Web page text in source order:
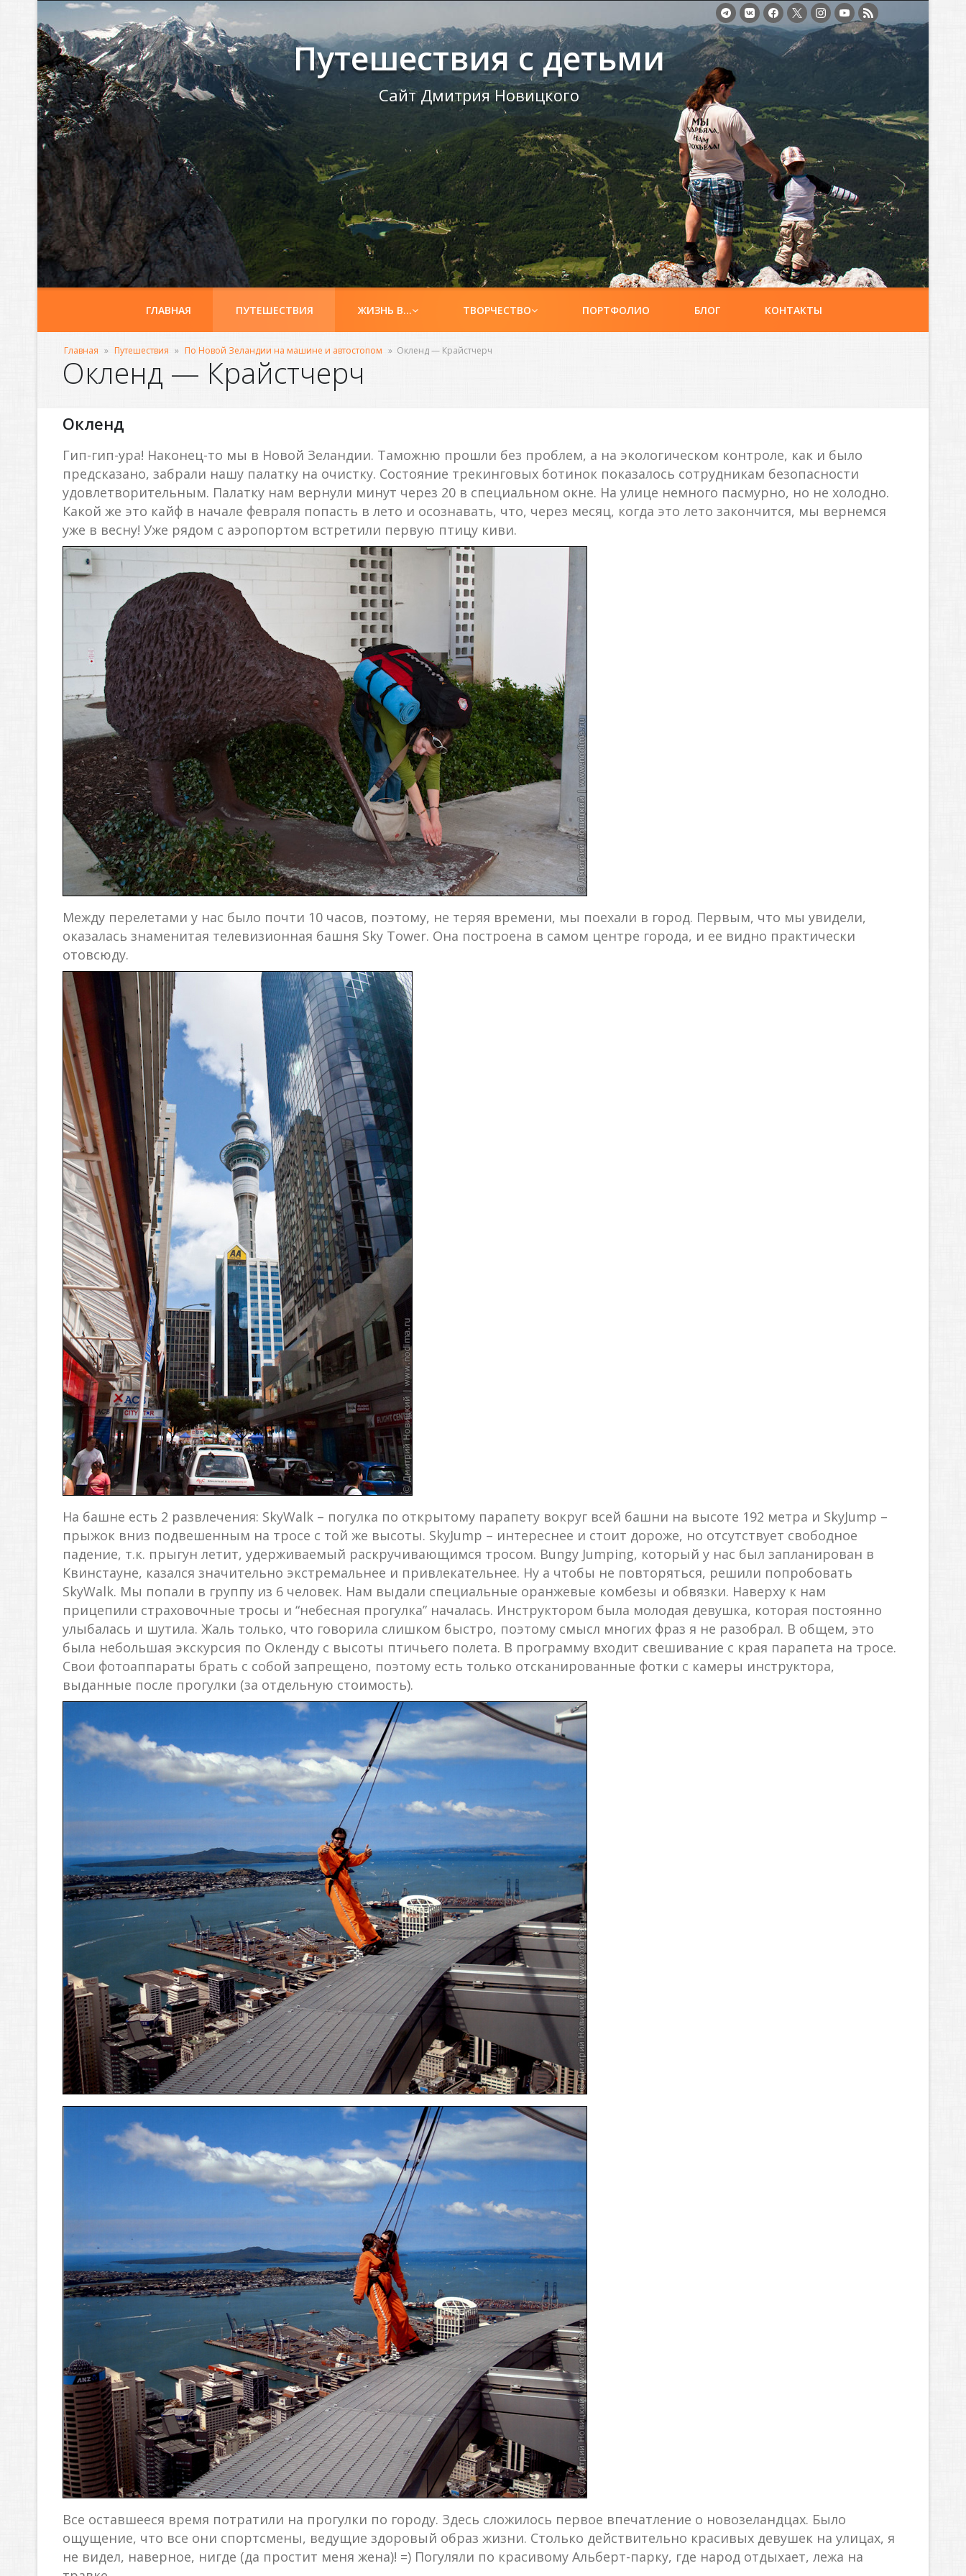
Путешествия с детьми
Сайт Дмитрия Новицкого
ГЛАВНАЯ ПУТЕШЕСТВИЯ ЖИЗНЬ В… ТВОРЧЕСТВО ПОРТФОЛИО БЛОГ КОНТАКТЫ
Главная » Путешествия » По Новой Зеландии на машине и автостопом » Окленд — Крайстчерч
Окленд — Крайстчерч
Окленд
Гип-гип-ура! Наконец-то мы в Новой Зеландии. Таможню прошли без проблем, а на экологическом контроле, как и было
предсказано, забрали нашу палатку на очистку. Состояние трекинговых ботинок показалось сотрудникам безопасности
удовлетворительным. Палатку нам вернули минут через 20 в специальном окне. На улице немного пасмурно, но не холодно.
Какой же это кайф в начале февраля попасть в лето и осознавать, что, через месяц, когда это лето закончится, мы вернемся
уже в весну! Уже рядом с аэропортом встретили первую птицу киви.
Между перелетами у нас было почти 10 часов, поэтому, не теряя времени, мы поехали в город. Первым, что мы увидели,
оказалась знаменитая телевизионная башня Sky Tower. Она построена в самом центре города, и ее видно практически
отовсюду.
На башне есть 2 развлечения: SkyWalk – погулка по открытому парапету вокруг всей башни на высоте 192 метра и SkyJump –
прыжок вниз подвешенным на тросе с той же высоты. SkyJump – интереснее и стоит дороже, но отсутствует свободное
падение, т.к. прыгун летит, удерживаемый раскручивающимся тросом. Bungy Jumping, который у нас был запланирован в
Квинстауне, казался значительно экстремальнее и привлекательнее. Ну а чтобы не повторяться, решили попробовать
SkyWalk. Мы попали в группу из 6 человек. Нам выдали специальные оранжевые комбезы и обвязки. Наверху к нам
прицепили страховочные тросы и “небесная прогулка” началась. Инструктором была молодая девушка, которая постоянно
улыбалась и шутила. Жаль только, что говорила слишком быстро, поэтому смысл многих фраз я не разобрал. В общем, это
была небольшая экскурсия по Окленду с высоты птичьего полета. В программу входит свешивание с края парапета на тросе.
Свои фотоаппараты брать с собой запрещено, поэтому есть только отсканированные фотки с камеры инструктора,
выданные после прогулки (за отдельную стоимость).
Все оставшееся время потратили на прогулки по городу. Здесь сложилось первое впечатление о новозеландцах. Было
ощущение, что все они спортсмены, ведущие здоровый образ жизни. Столько действительно красивых девушек на улицах, я
не видел, наверное, нигде (да простит меня жена)! =) Погуляли по красивому Альберт-парку, где народ отдыхает, лежа на